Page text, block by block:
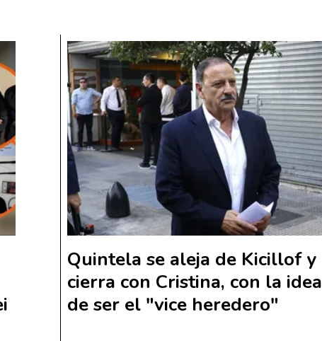
Quintela se aleja de Kicillof y
cierra con Cristina, con la idea
de ser el "vice heredero"